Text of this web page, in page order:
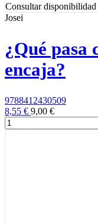
Consultar disponibilidad
Josei
¿Qué pasa
encaja?
9788412430509
8,55 € 9,00 €